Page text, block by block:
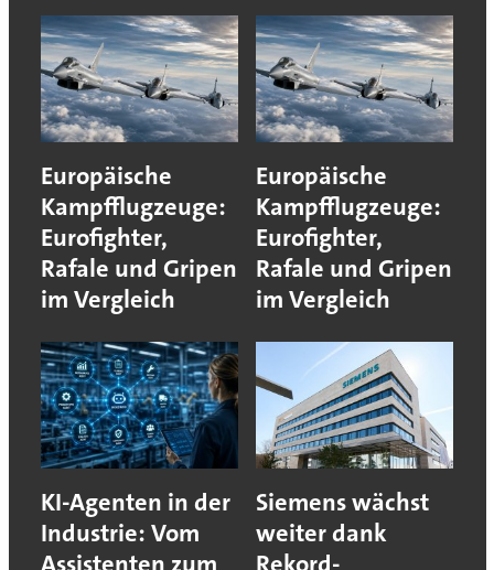
Europäische
Kampfflugzeuge:
Eurofighter,
Rafale und Gripen
im Vergleich
Europäische
Kampfflugzeuge:
Eurofighter,
Rafale und Gripen
im Vergleich
KI-Agenten in der
Industrie: Vom
Assistenten zum
Siemens wächst
weiter dank
Rekord-